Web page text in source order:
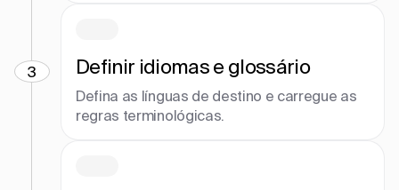
3 Definir idiomas e glossário
Defina as línguas de destino e carregue as
regras terminológicas.